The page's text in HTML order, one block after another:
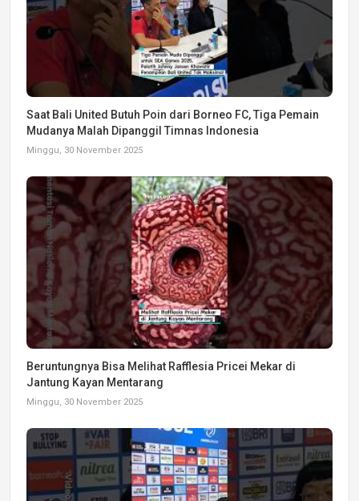
Saat Bali United Butuh Poin dari Borneo FC, Tiga Pemain
Mudanya Malah Dipanggil Timnas Indonesia
Minggu, 30 November 2025
Beruntungnya Bisa Melihat Rafflesia Pricei Mekar di
Jantung Kayan Mentarang
Minggu, 30 November 2025